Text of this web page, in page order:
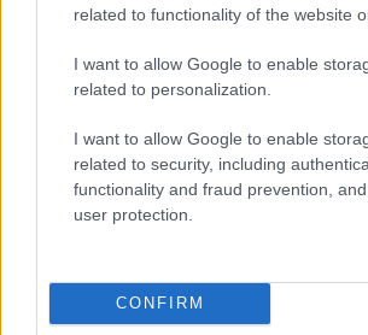
related to functionality of the website
I want to allow Google to enable
related to personalization.
I want to allow Google to enable
related to security, including
functionality and fraud prevention,
user protection.
CONFIRM